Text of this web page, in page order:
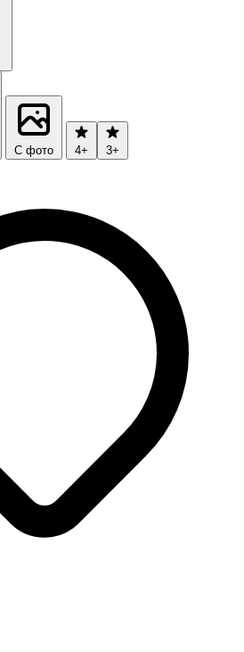
С фото 4+ 3+